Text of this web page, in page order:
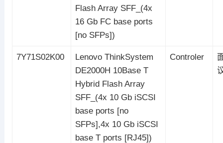
Flash Array SFF_(4x
16 Gb FC base ports
[no SFPs])
7Y71S02K00
Lenovo ThinkSystem
DE2000H 10Base T
Hybrid Flash Array
SFF_(4x 10 Gb iSCSI
base ports [no
SFPs],4x 10 Gb iSCSI
base T ports [RJ45])
Controler